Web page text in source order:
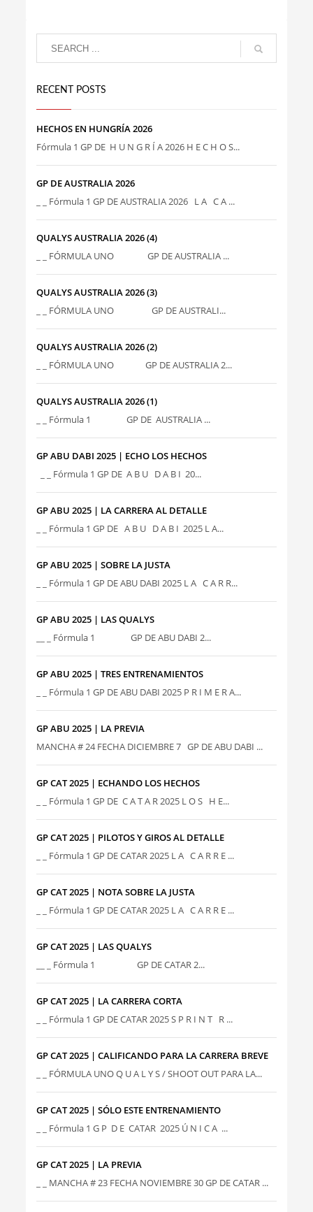
RECENT POSTS
HECHOS EN HUNGRÍA 2026
Fórmula 1 GP DE H U N G R Í A 2026 H E C H O S...
GP DE AUSTRALIA 2026
_ _ Fórmula 1 GP DE AUSTRALIA 2026 L A C A ...
QUALYS AUSTRALIA 2026 (4)
_ _ FÓRMULA UNO GP DE AUSTRALIA ...
QUALYS AUSTRALIA 2026 (3)
_ _ FÓRMULA UNO GP DE AUSTRALI...
QUALYS AUSTRALIA 2026 (2)
_ _ FÓRMULA UNO GP DE AUSTRALIA 2...
QUALYS AUSTRALIA 2026 (1)
_ _ Fórmula 1 GP DE AUSTRALIA ...
GP ABU DABI 2025 | ECHO LOS HECHOS
_ _ Fórmula 1 GP DE A B U D A B I 20...
GP ABU 2025 | LA CARRERA AL DETALLE
_ _ Fórmula 1 GP DE A B U D A B I 2025 L A...
GP ABU 2025 | SOBRE LA JUSTA
_ _ Fórmula 1 GP DE ABU DABI 2025 L A C A R R...
GP ABU 2025 | LAS QUALYS
__ _ Fórmula 1 GP DE ABU DABI 2...
GP ABU 2025 | TRES ENTRENAMIENTOS
_ _ Fórmula 1 GP DE ABU DABI 2025 P R I M E R A...
GP ABU 2025 | LA PREVIA
MANCHA # 24 FECHA DICIEMBRE 7 GP DE ABU DABI ...
GP CAT 2025 | ECHANDO LOS HECHOS
_ _ Fórmula 1 GP DE C A T A R 2025 L O S H E...
GP CAT 2025 | PILOTOS Y GIROS AL DETALLE
_ _ Fórmula 1 GP DE CATAR 2025 L A C A R R E ...
GP CAT 2025 | NOTA SOBRE LA JUSTA
_ _ Fórmula 1 GP DE CATAR 2025 L A C A R R E ...
GP CAT 2025 | LAS QUALYS
__ _ Fórmula 1 GP DE CATAR 2...
GP CAT 2025 | LA CARRERA CORTA
_ _ Fórmula 1 GP DE CATAR 2025 S P R I N T R ...
GP CAT 2025 | CALIFICANDO PARA LA CARRERA BREVE
_ _ FÓRMULA UNO Q U A L Y S / SHOOT OUT PARA LA...
GP CAT 2025 | SÓLO ESTE ENTRENAMIENTO
_ _ Fórmula 1 G P D E CATAR 2025 Ú N I C A ...
GP CAT 2025 | LA PREVIA
_ _ MANCHA # 23 FECHA NOVIEMBRE 30 GP DE CATAR ...